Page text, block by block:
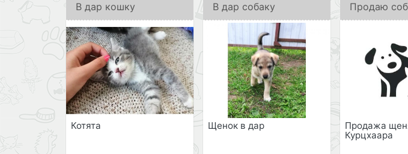
В дар кошку
Котята
В дар собаку
Щенок в дар
Продаю
Продажа
Курцхаара